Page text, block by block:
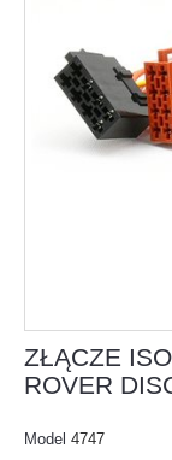
ZŁĄCZE
ROVER
Model 4747